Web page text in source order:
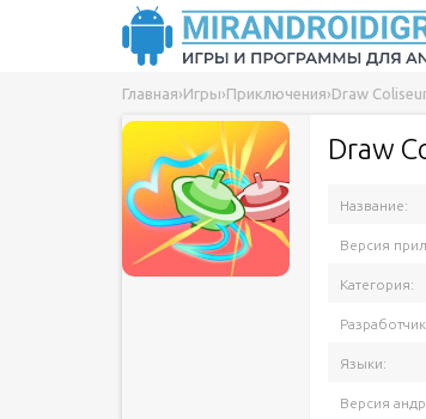
Главная›Игры›Приключения›Draw
Draw
Название:
Версия
Категория:
Языки:
Версия